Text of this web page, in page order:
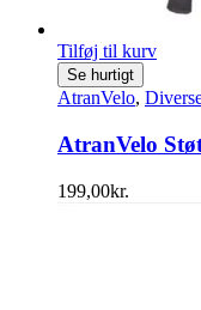
Tilføj til kurv
Se hurtigt
AtranVelo,
AtranVelo
199,00kr.